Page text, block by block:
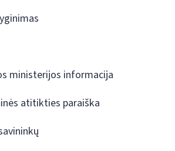
ministerijos informacija
atitikties paraiška